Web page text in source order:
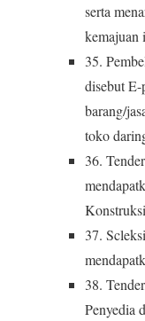
serta
kemajuan
35.
disebut E-
barang/
toko
36.
37.
38.
Penyedia